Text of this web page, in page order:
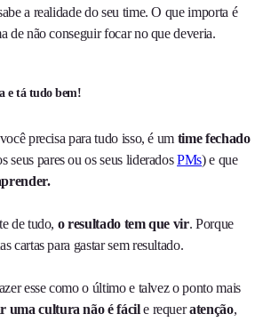
a realidade do seu time. O que importa é
de não conseguir focar no que deveria.
e tá tudo bem!
precisa para tudo isso, é um time fechado
seus pares ou os seus lideradosPMs) e que
de tudo, o resultado tem que vir. Porque
cartas para gastar sem resultado.
esse como o último e talvez o ponto mais
uma cultura não é fácile requeratenção,